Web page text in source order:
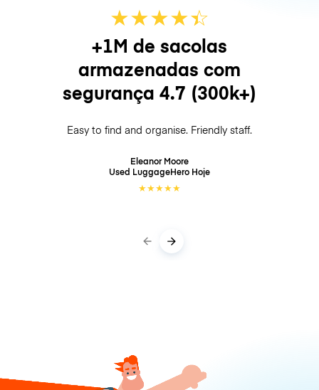
★★★★☆
★
+1M de sacolas
armazenadas com
segurança 4.7 (300k+)
Easy to find and organise. Friendly staff.
Eleanor Moore
Used LuggageHero Hoje
★★★★★